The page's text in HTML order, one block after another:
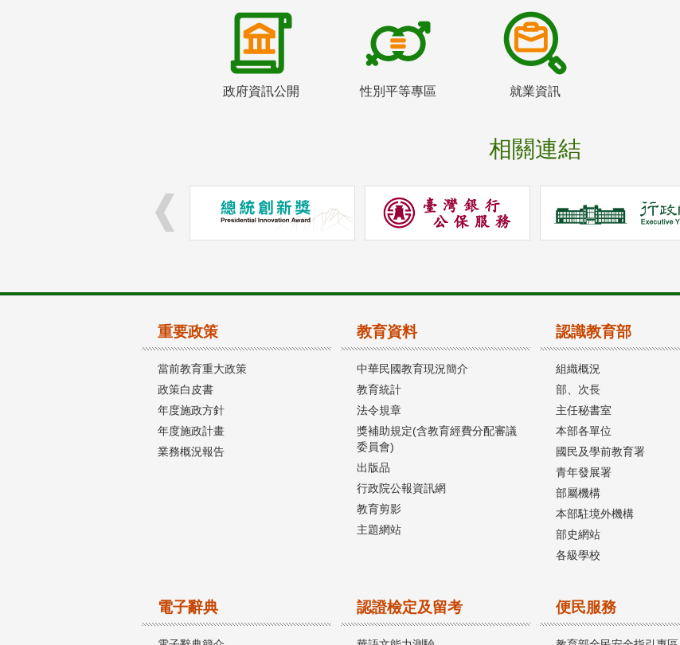
政府資訊公開 性別平等專區 就業資訊
相關連結
重要政策
當前教育重大政策
政策白皮書
年度施政方針
年度施政計畫
業務概況報告
教育資料
中華民國教育現況簡介
教育統計
法令規章
獎補助規定(含教育經費分配審議
委員會)
出版品
行政院公報資訊網
教育剪影
主題網站
認識教育部
組織概況
部、次長
主任秘書室
本部各單位
國民及學前教育署
青年發展署
部屬機構
本部駐境外機構
部史網站
各級學校
電子辭典 認證檢定及留考 便民服務